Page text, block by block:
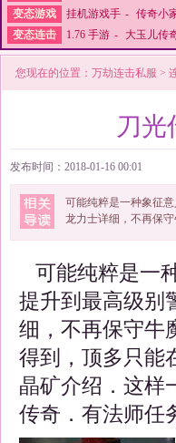
变态游戏
挂机游戏手 - 传奇小
变态连击
1.76 手游 - 大玉儿传
您现在的位置： 万劫连击私服 >
刀光
发布时间：2018-01-16 00:01
可能纯粹是一种象征
龙力士详细，不再保
可能纯粹是一
提升到最高级别
细，不再保守牛
得到，顶多只能
晶矿介绍．这样
传奇．有法师任